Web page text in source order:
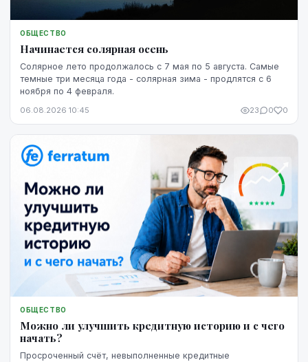
ОБЩЕСТВО
Начинается солярная осень
Солярное лето продолжалось с 7 мая по 5 августа. Самые
темные три месяца года - солярная зима - продлятся с 6
ноября по 4 февраля.
06.08.2026 10:45 23 0 0
ОБЩЕСТВО
Можно ли улучшить кредитную историю и с чего
начать?
Просроченный счёт, невыполненные кредитные